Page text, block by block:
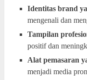
Identitas brand
mengenali dan
Tampilan
positif dan
Alat pemasaran
menjadi media